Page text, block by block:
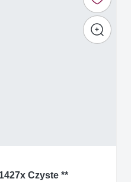
Czyste **